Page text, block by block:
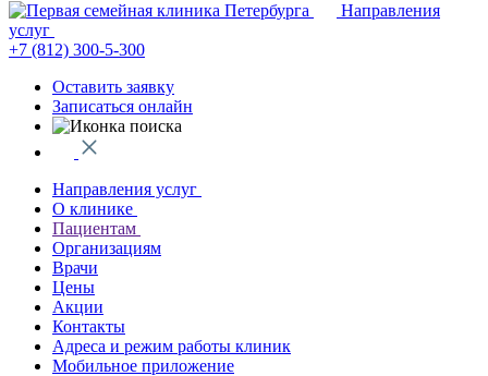
Направления
услуг
+7 (812) 300-5-300
Оставить заявку
Записаться онлайн
Направления услуг
О клинике
Пациентам
Организациям
Врачи
Цены
Акции
Контакты
Адреса и режим работы клиник
Мобильное приложение